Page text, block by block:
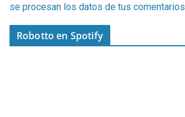
se procesan los datos de tus comentarios
Robotto en Spotify